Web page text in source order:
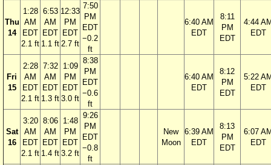
Thu
14
1:28
AM
EDT
2.1 ft
6:53
AM
EDT
1.1 ft
12:33
PM
EDT
2.7 ft
7:50
PM
EDT
−0.2
ft
6:40 AM
EDT
8:11
PM
EDT
4:44
EDT
Fri
15
2:28
AM
EDT
2.1 ft
7:32
AM
EDT
1.3 ft
1:09
PM
EDT
3.0 ft
8:38
PM
EDT
−0.6
ft
6:40 AM
EDT
8:12
PM
EDT
5:22
EDT
Sat
16
3:20
AM
EDT
2.1 ft
8:06
AM
EDT
1.4 ft
1:48
PM
EDT
3.2 ft
9:26
PM
EDT
−0.8
ft
New
Moon
6:39 AM
EDT
8:13
PM
EDT
6:07
EDT